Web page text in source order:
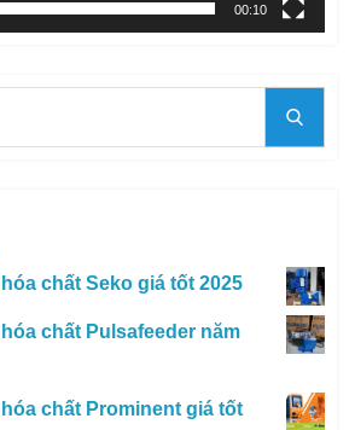
00:10
chất Seko giá tốt 2025
chất Pulsafeeder năm
chất Prominent giá tốt